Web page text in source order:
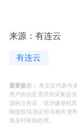
来源：有连云
有连云
重要提示： 本文仅代表作
用户的信息需求而采集提
源标注有误，或涉嫌侵犯
细侵权情况证明等相关资
将及时审核处理。